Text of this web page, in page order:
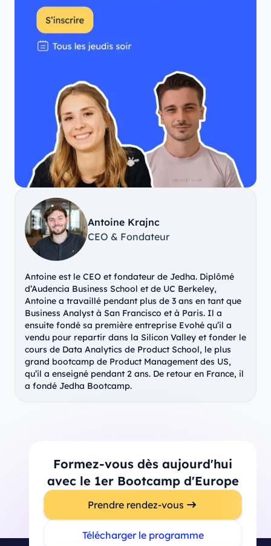
Antoine Krajnc
CEO & Fondateur
Antoine est le CEO et fondateur de Jedha. Diplômé
d’Audencia Business School et de UC Berkeley,
Antoine a travaillé pendant plus de 3 ans en tant que
Business Analyst à San Francisco et à Paris. Il a
ensuite fondé sa première entreprise Evohé qu’il a
vendu pour repartir dans la Silicon Valley et fonder le
cours de Data Analytics de Product School, le plus
grand bootcamp de Product Management des US,
qu’il a enseigné pendant 2 ans. De retour en France, il
a fondé Jedha Bootcamp.
Formez-vous dès aujourd'hui
avec le 1er Bootcamp d'Europe
Prendre rendez-vous
Télécharger le programme